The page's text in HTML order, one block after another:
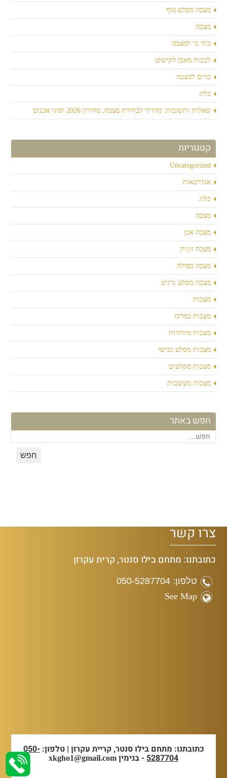
מצבה מסלע טוף
מצבה
בתי נר למצבה
לבבות מאבן לקישוט
כדים למצבה
בלוג
שאלות ותשובות: מדריך לבחירת מצבה, מחירון 2026 וסוגי אבנים
קטגוריות
Uncategorized
אנדרטאות
בלוג
מצבה
מצבה אבן
מצבה זוגית
מצבה כפולה
מצבה מסלע גרניט
מצבות
מצבות במרכז
מצבות מיוחדות
מצבות מסלע גבישי
מצבות מסלעים
מצבות מעוצבות
חפש באתר
צרו קשר
כתובתנו: מתחם בילו סנטר, קרית עקרון
טלפון: 050-5287704
See Map
כתובתנו: מתחם בילו סנטר, קריית עקרון | טלפון:050-
5287704- בנימין xkgho1@gmail.com